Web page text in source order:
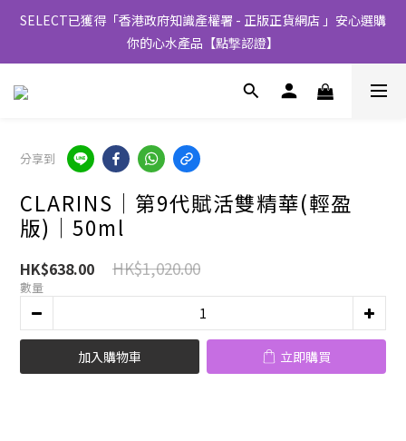
SELECT已獲得「香港政府知識產權署 - 正版正貨網店 」安心選購
你的心水產品【點撃認證】
分享到
CLARINS│第9代賦活雙精華(輕盈
版)│50ml
HK$638.00 HK$1,020.00
數量
加入購物車 立即購買